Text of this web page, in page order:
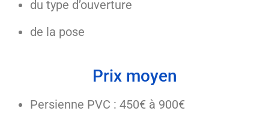
du type d’ouverture
de la pose
Prix moyen
Persienne PVC : 450€ à 900€